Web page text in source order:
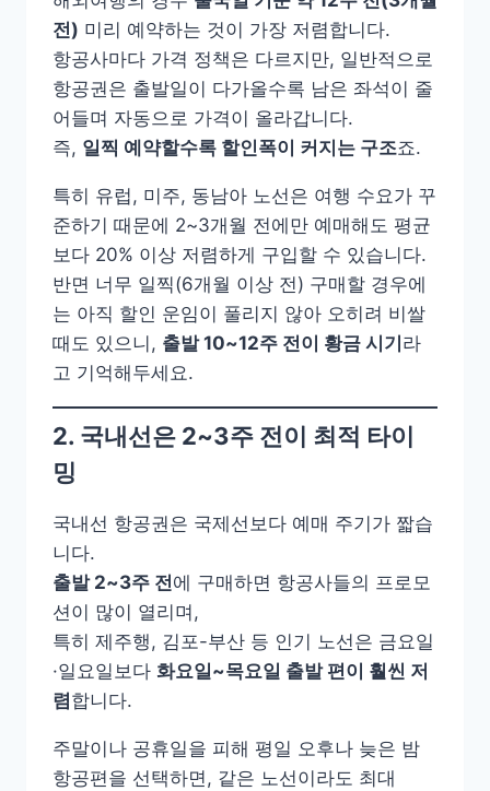
전) 미리 예약하는 것이 가장 저렴합니다.
항공사마다 가격 정책은 다르지만, 일반적으로
항공권은 출발일이 다가올수록 남은 좌석이 줄
어들며 자동으로 가격이 올라갑니다.
즉, 일찍 예약할수록 할인폭이 커지는 구조죠.
특히 유럽, 미주, 동남아 노선은 여행 수요가 꾸
준하기 때문에 2~3개월 전에만 예매해도 평균
보다 20% 이상 저렴하게 구입할 수 있습니다.
반면 너무 일찍(6개월 이상 전) 구매할 경우에
는 아직 할인 운임이 풀리지 않아 오히려 비쌀
때도 있으니, 출발 10~12주 전이 황금 시기 라
고 기억해두세요.
2. 국내선은 2~3주 전이 최적 타이
밍
국내선 항공권은 국제선보다 예매 주기가 짧습
니다.
출발 2~3주 전에 구매하면 항공사들의 프로모
션이 많이 열리며,
특히 제주행, 김포-부산 등 인기 노선은 금요일
·일요일보다 화요일~목요일 출발 편이 훨씬 저
렴합니다.
주말이나 공휴일을 피해 평일 오후나 늦은 밤
항공편을 선택하면, 같은 노선이라도 최대